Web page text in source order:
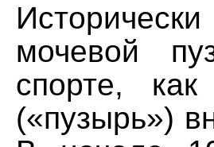
мочевой
спорте, как
(«пузырь»)